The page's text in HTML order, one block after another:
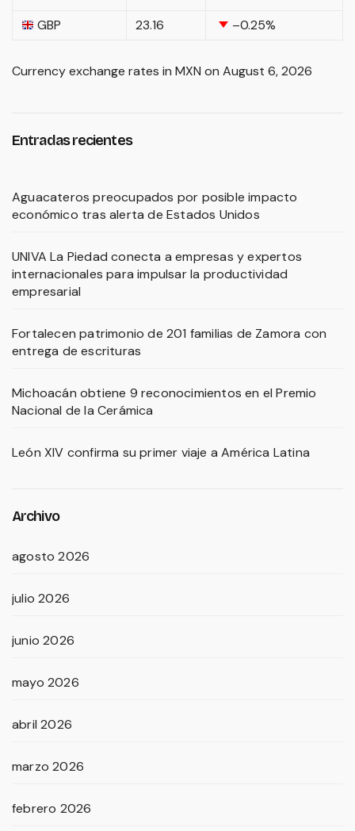
GBP
23.16 –0.25%
Currency exchange rates in MXN on August 6, 2026
Entradas recientes
Aguacateros preocupados por posible impacto
económico tras alerta de Estados Unidos
UNIVA La Piedad conecta a empresas y expertos
internacionales para impulsar la productividad
empresarial
Fortalecen patrimonio de 201 familias de Zamora con
entrega de escrituras
Michoacán obtiene 9 reconocimientos en el Premio
Nacional de la Cerámica
León XIV confirma su primer viaje a América Latina
Archivo
agosto 2026
julio 2026
junio 2026
mayo 2026
abril 2026
marzo 2026
febrero 2026